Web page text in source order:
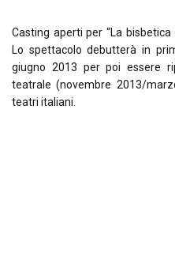
Casting aperti per “La bisbetica
Lo spettacolo debutterà in
giugno 2013 per poi essere
teatrale (novembre 2013/
teatri italiani.